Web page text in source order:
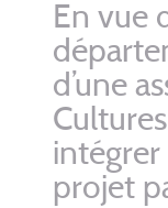
En vue
d’une
projet